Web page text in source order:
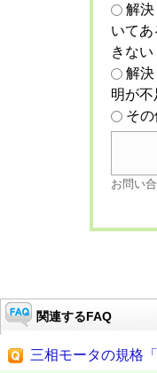
解
いて
きない
解
明が
そ
お問い
関連するFAQ
三相モータの規格